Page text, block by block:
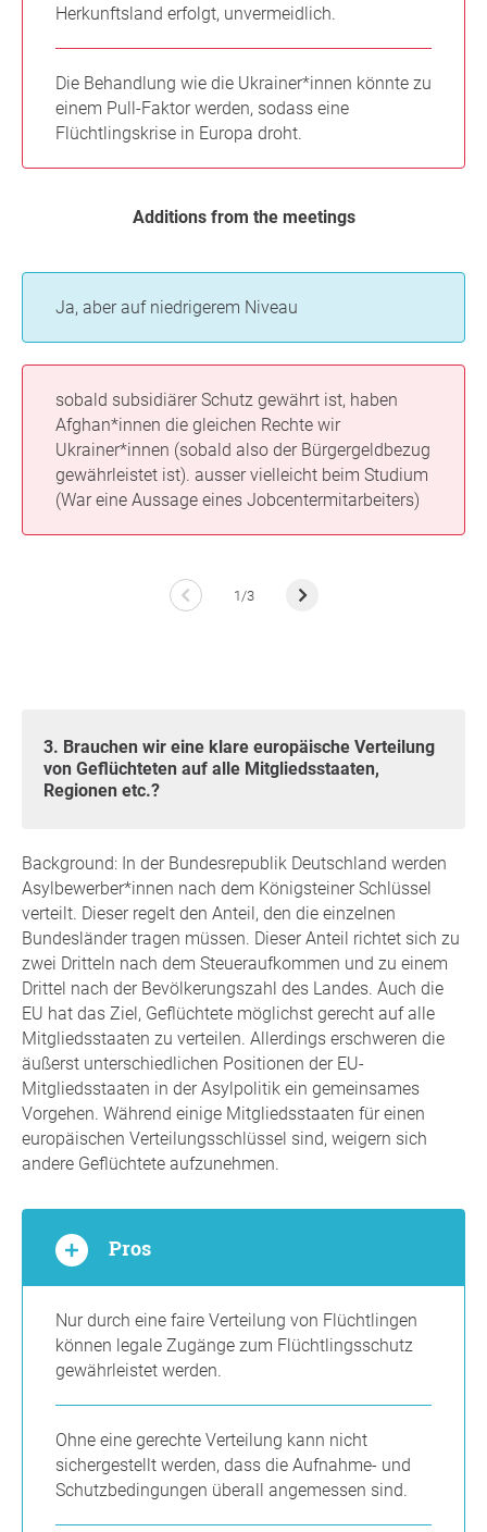
Herkunftsland erfolgt, unvermeidlich.
Die Behandlung wie die Ukrainer*innen könnte zu
einem Pull-Faktor werden, sodass eine
Flüchtlingskrise in Europa droht.
Additions from the meetings
Ja, aber auf niedrigerem Niveau
sobald subsidiärer Schutz gewährt ist, haben
Afghan*innen die gleichen Rechte wir
Ukrainer*innen (sobald also der Bürgergeldbezug
gewährleistet ist). ausser vielleicht beim Studium
(War eine Aussage eines Jobcentermitarbeiters)
1/3
3. Brauchen wir eine klare europäische Verteilung
von Geflüchteten auf alle Mitgliedsstaaten,
Regionen etc.?
Background: In der Bundesrepublik Deutschland werden
Asylbewerber*innen nach dem Königsteiner Schlüssel
verteilt. Dieser regelt den Anteil, den die einzelnen
Bundesländer tragen müssen. Dieser Anteil richtet sich zu
zwei Dritteln nach dem Steueraufkommen und zu einem
Drittel nach der Bevölkerungszahl des Landes. Auch die
EU hat das Ziel, Geflüchtete möglichst gerecht auf alle
Mitgliedsstaaten zu verteilen. Allerdings erschweren die
äußerst unterschiedlichen Positionen der EU-
Mitgliedsstaaten in der Asylpolitik ein gemeinsames
Vorgehen. Während einige Mitgliedsstaaten für einen
europäischen Verteilungsschlüssel sind, weigern sich
andere Geflüchtete aufzunehmen.
Pros
Nur durch eine faire Verteilung von Flüchtlingen
können legale Zugänge zum Flüchtlingsschutz
gewährleistet werden.
Ohne eine gerechte Verteilung kann nicht
sichergestellt werden, dass die Aufnahme- und
Schutzbedingungen überall angemessen sind.